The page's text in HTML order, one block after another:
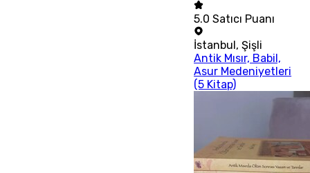
5.0 Satıcı Puanı
İstanbul,Şişli
Antik Mısır, Babil,
Asur Medeniyetleri
(5 Kitap)